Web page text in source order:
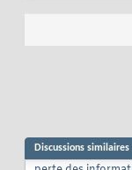
Discussions similaires